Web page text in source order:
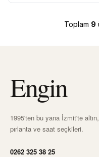
Toplam 9
Engin
1995'ten bu yana İzmit'te altın,
pırlanta ve saat seçkileri.
0262 325 38 25